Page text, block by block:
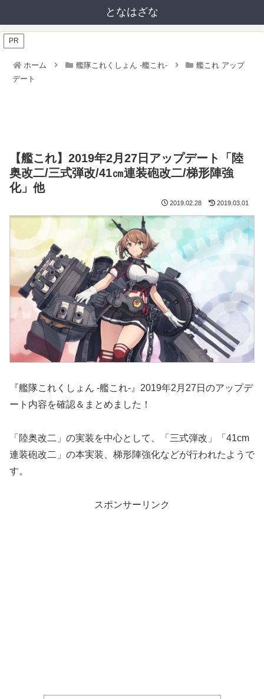
となはざな
PR
ホーム 艦隊これくしょん -艦これ-
艦これ アップ
デート
【艦これ】2019年2月27日アップデート「陸
奥改二/三式弾改/41㎝連装砲改二/梯形陣強
化」他
2019.02.28 2019.03.01
『艦隊これくしょん -艦これ-』2019年2月27日のアップデ
ート内容を確認＆まとめました！
「陸奥改二」の実装を中心として、「三式弾改」「41cm
連装砲改二」の本実装、梯形陣強化などが行われたようで
す。
スポンサーリンク